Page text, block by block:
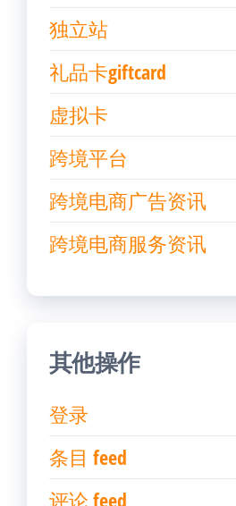
独立站
礼品卡giftcard
虚拟卡
跨境平台
跨境电商广告资讯
跨境电商服务资讯
其他操作
登录
条目 feed
评论 feed